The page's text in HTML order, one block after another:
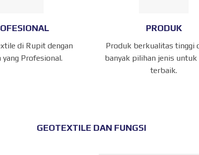
di Rupit dengan
yang Profesional.
PRODUK
Produk berkualitas tinggi
banyak pilihan jenis untuk
terbaik.
GEOTEXTILE DAN FUNGSI